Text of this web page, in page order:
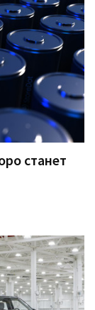
станет